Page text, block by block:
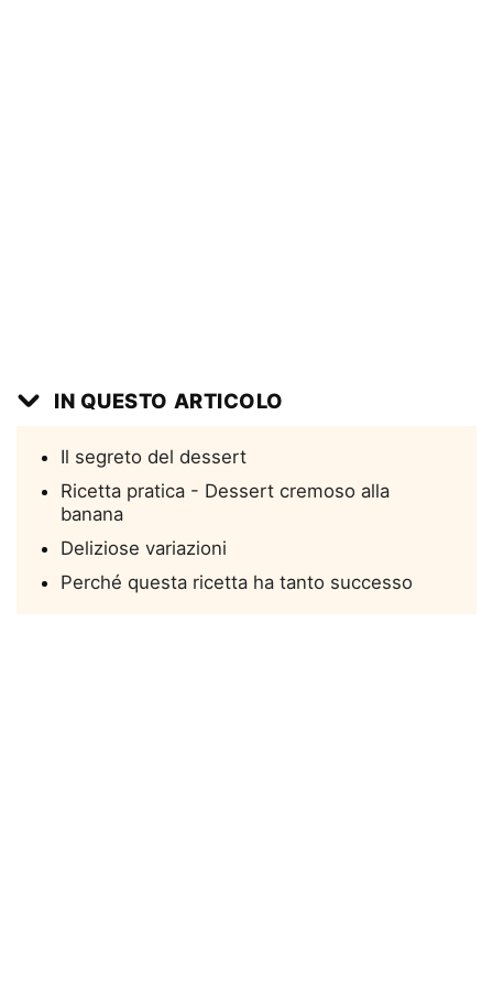
IN QUESTO ARTICOLO
Il segreto del dessert
Ricetta pratica - Dessert cremoso alla
banana
Deliziose variazioni
Perché questa ricetta ha tanto successo